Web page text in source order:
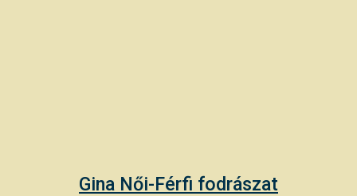
Gina Női-Férfi fodrászat